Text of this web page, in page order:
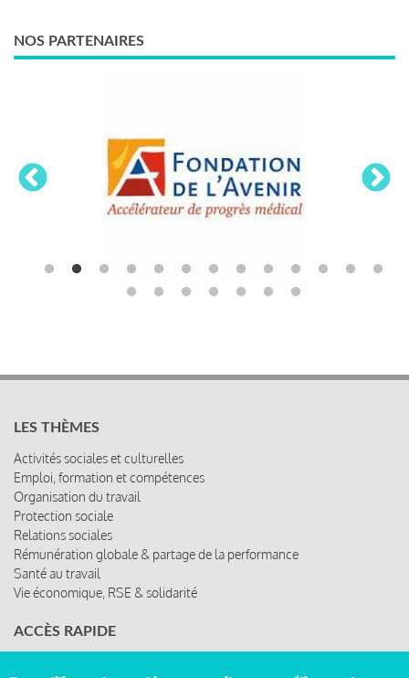
NOS PARTENAIRES
LES THÈMES
Activités sociales et culturelles
Emploi, formation et compétences
Organisation du travail
Protection sociale
Relations sociales
Rémunération globale & partage de la performance
Santé au travail
Vie économique, RSE & solidarité
ACCÈS RAPIDE